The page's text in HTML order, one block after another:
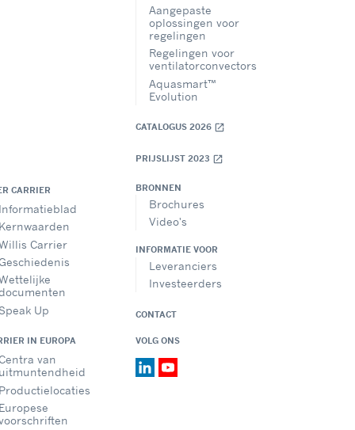
Aangepaste
oplossingen voor
regelingen
Regelingen voor
ventilatorconvectors
Aquasmart™
Evolution
CATALOGUS 2026 open_in_new
PRIJSLIJST 2023 open_in_new
CARRIER
Carrier
Up
IN EUROPA
van
BRONNEN
Brochures
Video's
INFORMATIE VOOR
Leveranciers
Investeerders
CONTACT
VOLG ONS